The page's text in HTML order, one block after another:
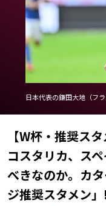
Teams
日本代表
Team Japan
日程・結果
Schedule
ランキング
Ranking
大会につい
About
日本代表の鎌田大地（フ
【W杯・推奨ス
コスタリカ、ス
べきなのか。カ
ジ推奨スタメン